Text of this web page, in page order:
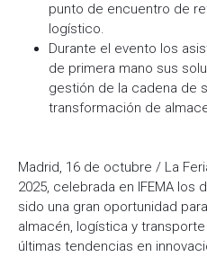
punto de encuentro de
logístico.
Durante el evento los
de primera mano sus
gestión de la cadena de
transformación de
Madrid, 16 de octubre / La
2025, celebrada en IFEMA los
sido una gran oportunidad
almacén, logística y
últimas tendencias en